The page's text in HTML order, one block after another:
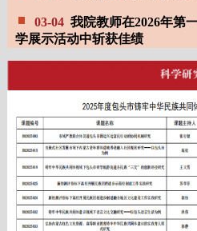
03-04我院教师在2026年第
学展示活动中斩获佳绩